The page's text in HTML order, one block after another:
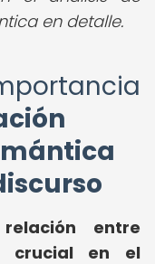
en detalle.
entre
crucial en el